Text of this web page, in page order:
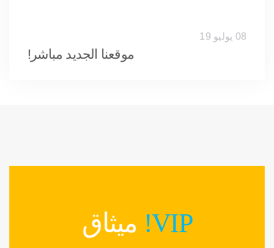
08 يوليو 19
موقعنا الجديد مباشر!
VIP! ميثاق